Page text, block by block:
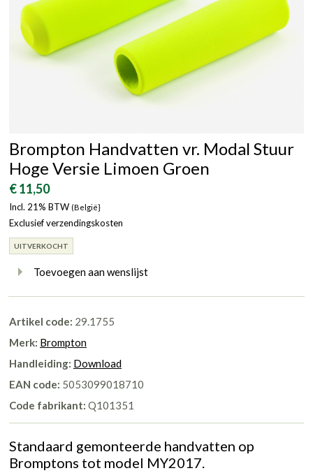
Brompton Handvatten vr. Modal Stuur
Hoge Versie Limoen Groen
€ 11,50
Incl. 21% BTW (België}
Exclusief verzendingskosten
UITVERKOCHT
Toevoegen aan wenslijst
Artikel code: 29.1755
Merk: Brompton
Handleiding: Download
EAN code: 5053099018710
Code fabrikant: Q101351
Standaard gemonteerde handvatten op
Bromptons tot model MY2017.